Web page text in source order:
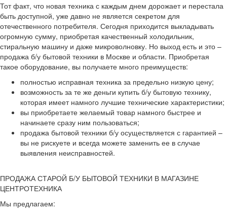
Тот факт, что новая техника с каждым днем дорожает и перестала
быть доступной, уже давно не является секретом для
отечественного потребителя. Сегодня приходится выкладывать
огромную сумму, приобретая качественный холодильник,
стиральную машину и даже микроволновку. Но выход есть и это –
продажа б/у бытовой техники в Москве и области. Приобретая
такое оборудование, вы получаете много преимуществ:
полностью исправная техника за предельно низкую цену;
возможность за те же деньги купить б/у бытовую технику,
которая имеет намного лучшие технические характеристики;
вы приобретаете желаемый товар намного быстрее и
начинаете сразу ним пользоваться;
продажа бытовой техники б/у осуществляется с гарантией –
вы не рискуете и всегда можете заменить ее в случае
выявления неисправностей.
ПРОДАЖА СТАРОЙ Б/У БЫТОВОЙ ТЕХНИКИ В МАГАЗИНЕ
ЦЕНТРОТЕХНИКА
Мы предлагаем: